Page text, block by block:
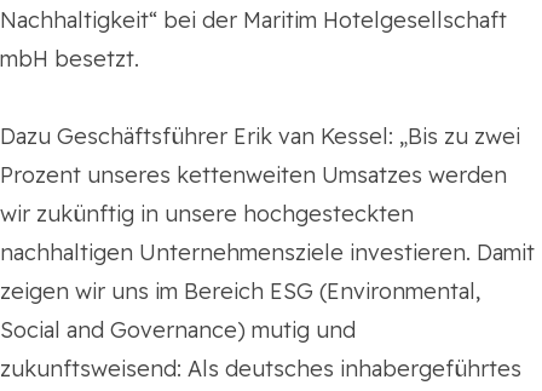
Nachhaltigkeit“ bei der Maritim Hotelgesellschaft
mbH besetzt.
Dazu Geschäftsführer Erik van Kessel: „Bis zu zwei
Prozent unseres kettenweiten Umsatzes werden
wir zukünftig in unsere hochgesteckten
nachhaltigen Unternehmensziele investieren. Damit
zeigen wir uns im Bereich ESG (Environmental,
Social and Governance) mutig und
zukunftsweisend: Als deutsches inhabergeführtes